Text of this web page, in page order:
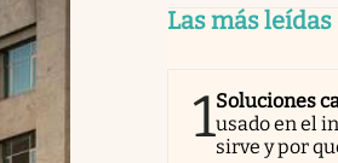
Las más
1Soluciones
usado en el
sirve y por